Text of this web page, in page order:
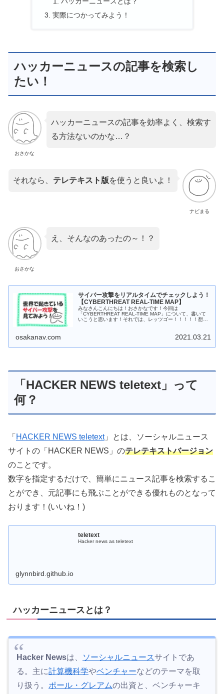
実際につかってみよう！
ハッカーニュースの記事を検索し
たい！
おさかな
ハッカーニュースの記事を効率よく、検索す
る方法ないのかな…？
ナビまる
それなら、 テレテキスト版を使うと良いよ！
おさかな
え、そんなのあったの～！？
サイバー攻撃をリアルタイムでチェックしよう！
【CYBERTHREAT REAL-TIME MAP】
みなさんこんにちは！おさかなです！今回は
「CYBERTHREAT REAL-TIME MAP」について、書いて
いこうと思います！それでは、レッツゴー！！！！！想定
osakanav.com 2021.03.21
「HACKER NEWS teletext」って
何？
「 HACKER NEWS teletext」とは、ソーシャルニュース
サイトの「HACKER NEWS」のテレテキストバージョン
のことです。
数字を指定するだけで、簡単にニュース記事を検索するこ
とができ、元記事にも飛ぶことができる優れものとなって
おります！(いいね！)
teletext
Hacker news as teletext
glynnbird.github.io
ハッカーニュースとは？
Hacker Newsは、 ソーシャルニュースサイトであ
る。主に計算機科学やベンチャーなどのテーマを取
り扱う。 ポール・グレアムの出資と、ベンチャーキ